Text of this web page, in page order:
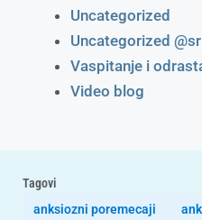
Uncategorized
Uncategorized @sr
Vaspitanje i
Video blog
Tagovi
anksiozni poremecaji